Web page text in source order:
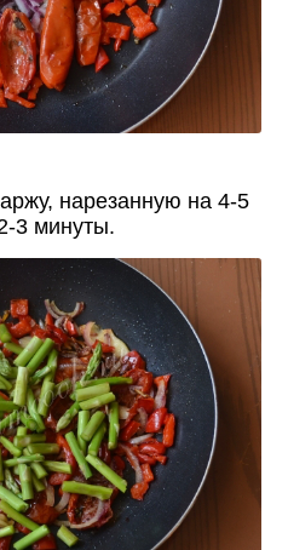
нарезанную на 4-5
3 минуты.